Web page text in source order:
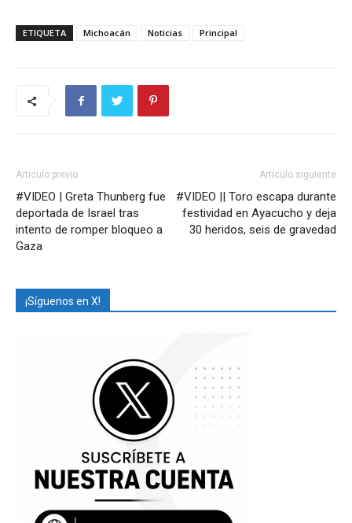
ETIQUETA Michoacán Noticias Principal
Artículo previo
#VIDEO | Greta Thunberg fue
deportada de Israel tras
intento de romper bloqueo a
Gaza
Artículo siguiente
#VIDEO || Toro escapa durante
festividad en Ayacucho y deja
30 heridos, seis de gravedad
¡Síguenos en X!